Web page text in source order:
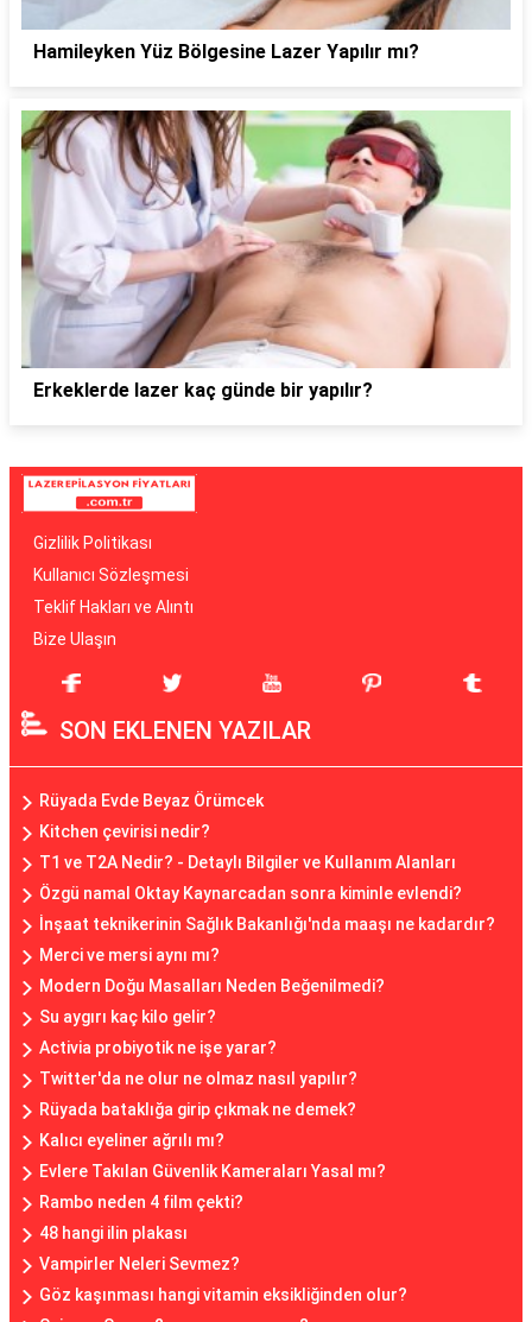
Hamileyken Yüz Bölgesine Lazer Yapılır mı?
Erkeklerde lazer kaç günde bir yapılır?
Gizlilik Politikası
Kullanıcı Sözleşmesi
Teklif Hakları ve Alıntı
Bize Ulaşın
SON EKLENEN YAZILAR
Rüyada Evde Beyaz Örümcek
Kitchen çevirisi nedir?
T1 ve T2A Nedir? - Detaylı Bilgiler ve Kullanım Alanları
Özgü namal Oktay Kaynarcadan sonra kiminle evlendi?
İnşaat teknikerinin Sağlık Bakanlığı'nda maaşı ne kadardır?
Merci ve mersi aynı mı?
Modern Doğu Masalları Neden Beğenilmedi?
Su aygırı kaç kilo gelir?
Activia probiyotik ne işe yarar?
Twitter'da ne olur ne olmaz nasıl yapılır?
Rüyada bataklığa girip çıkmak ne demek?
Kalıcı eyeliner ağrılı mı?
Evlere Takılan Güvenlik Kameraları Yasal mı?
Rambo neden 4 film çekti?
48 hangi ilin plakası
Vampirler Neleri Sevmez?
Göz kaşınması hangi vitamin eksikliğinden olur?